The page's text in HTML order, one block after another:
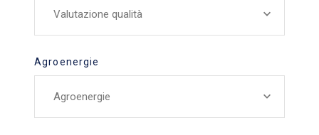
Valutazione qualità
Agroenergie
Agroenergie